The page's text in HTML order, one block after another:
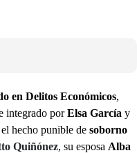
en Delitos Económicos,
integrado porElsa García y
hecho punible de soborno
Quiñónez, su esposa Alba